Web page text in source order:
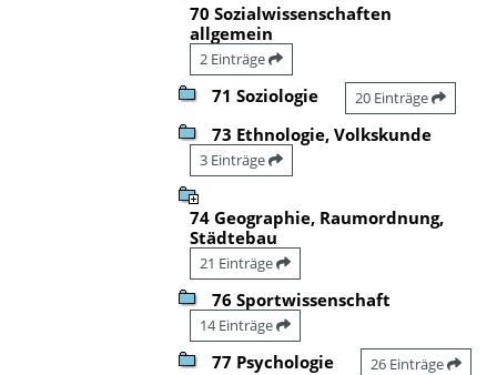
70 Sozialwissenschaften
allgemein
2 Einträge
71 Soziologie 20 Einträge
73 Ethnologie, Volkskunde
3 Einträge
74 Geographie, Raumordnung,
Städtebau
21 Einträge
76 Sportwissenschaft
14 Einträge
77 Psychologie 26 Einträge